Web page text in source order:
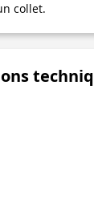
collet.